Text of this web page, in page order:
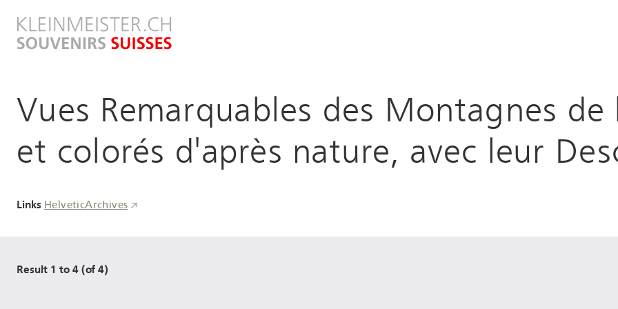
zum
Inhalt
Vues Remarquables des Montagnes de
et colorés d'après nature, avec leur
Links HelveticArchives
Result 1 to 4 (of 4)